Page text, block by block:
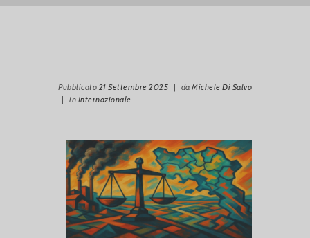
Pubblicato 21 Settembre 2025 | da Michele Di Salvo
| in Internazionale